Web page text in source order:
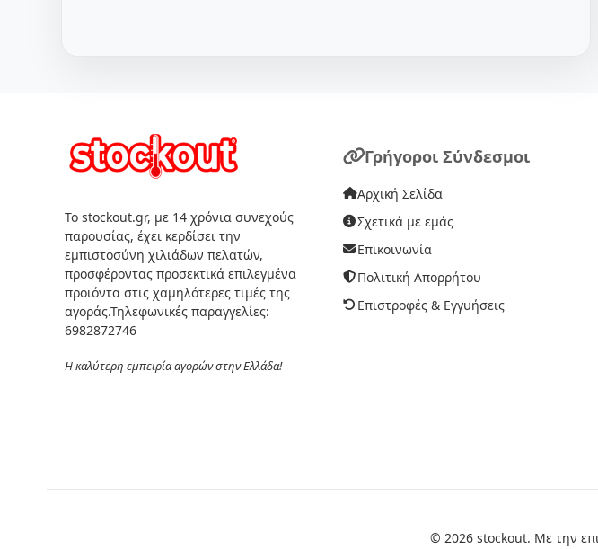
Το stockout.gr, με 14 χρόνια συνεχούς
παρουσίας, έχει κερδίσει την
εμπιστοσύνη χιλιάδων πελατών,
προσφέροντας προσεκτικά επιλεγμένα
προϊόντα στις χαμηλότερες τιμές της
αγοράς.Τηλεφωνικές παραγγελίες:
6982872746
Η καλύτερη εμπειρία αγορών στην Ελλάδα!
Γρήγοροι Σύνδεσμοι
Αρχική Σελίδα
Σχετικά με εμάς
Επικοινωνία
Πολιτική Απορρήτου
Επιστροφές & Εγγυήσεις
© 2026 stockout. Με την